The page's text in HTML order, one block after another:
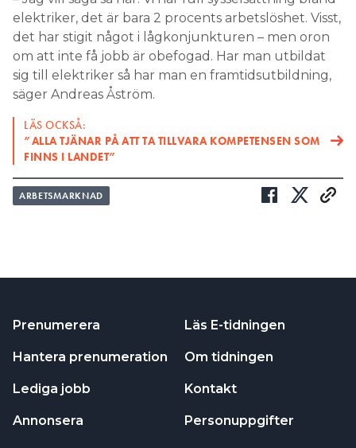
elektriker, det är bara 2 procents arbetslöshet. Visst,
det har stigit något i lågkonjunkturen – men oron
om att inte få jobb är obefogad. Har man utbildat
sig till elektriker så har man en framtidsutbildning,
säger Andreas Åström.
LÄS OCKSÅ:
”ALLA TJÄNAR PÅ ATT TA TILLVARA KOMPETENSEN SOM
FINNS I LANDET”
ARBETSMARKNAD
Prenumerera
Hantera prenumeration
Lediga jobb
Annonsera
Läs E-tidningen
Om tidningen
Kontakt
Personuppgifter